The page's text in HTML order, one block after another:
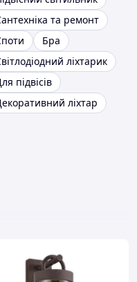
та ремонт
Бра
ліхтарик
підвісів
ліхтар